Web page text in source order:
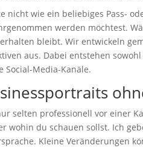
nicht wie ein beliebiges Pass-
werden möchtest.
bleibt. Wir entwickeln
aus. Dabei entstehen
Social-Media-Kanäle.
selten professionell vor einer
wohin du schauen sollst. Ich
Kleine Veränderungen